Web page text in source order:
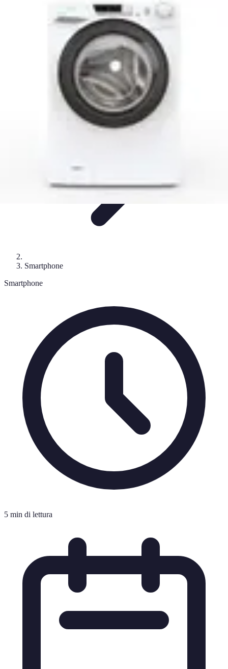
TendenzeSalute e BenessereWearableStreaming e
Tecnologia Utilitaria
Smartphone
Smartphone
5 min di lettura